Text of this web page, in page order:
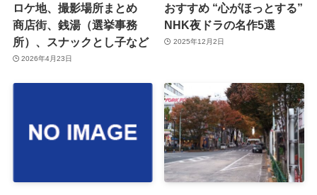
ロケ地、撮影場所まとめ
商店街、銭湯（選挙事務
所）、スナックとし子など
2026年4月23日
おすすめ “心がほっとする”
NHK夜ドラの名作5選
2025年12月2日